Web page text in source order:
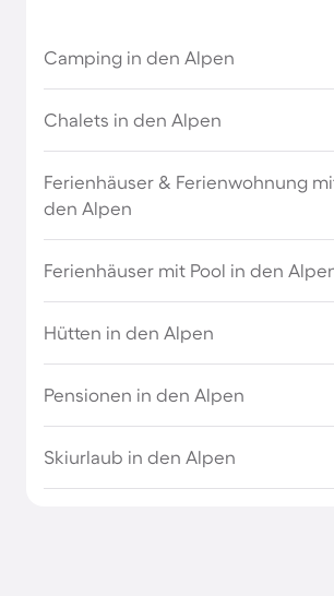
Wellnessurlaub in Rheinland Pfalz
Wellnessurlaub in Südtirol
Wellnessurlaub in Tirol
Wellnesswochenende an der
Wellnesswochenende auf Sylt
Wellnesswochenende auf Usedom
Wellnesswochenende im
Camping in den Alpen
Chalets in den Alpen
Ferienhäuser & Ferienwohnung
den Alpen
Ferienhäuser mit Pool in den
Hütten in den Alpen
Pensionen in den Alpen
Skiurlaub in den Alpen